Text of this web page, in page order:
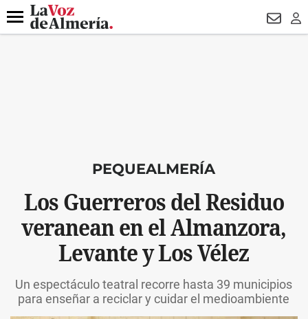
DESTACADO CONDENADOS
Menú
PEQUEALMERÍA
Los Guerreros del Residuo
veranean en el Almanzora,
Levante y Los Vélez
Un espectáculo teatral recorre hasta 39 municipios
para enseñar a reciclar y cuidar el medioambiente